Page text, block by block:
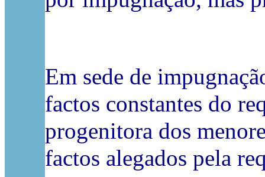
Em sede de
factos constantes do
progenitora dos
factos alegados pela